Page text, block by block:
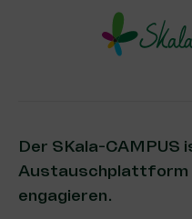
Der SKala-CAMPUS
Austauschplattform
engagieren.